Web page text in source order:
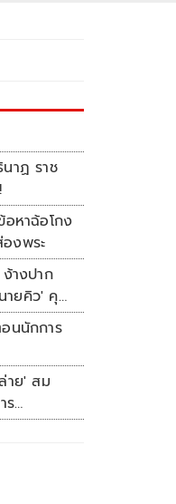
าฏ ราช
หาฉ้อโกง
งพระ
างปาก
ายคิว' คุม
นนักการ
าย' สม
ร